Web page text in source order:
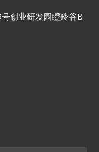
创业研发园瞪羚谷B